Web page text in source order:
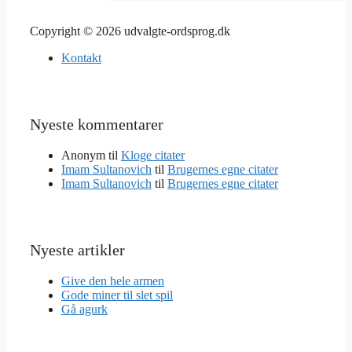
Copyright © 2026 udvalgte-ordsprog.dk
Kontakt
Nyeste kommentarer
Anonym til Kloge citater
Imam Sultanovich til Brugernes egne citater
Imam Sultanovich til Brugernes egne citater
Nyeste artikler
Give den hele armen
Gode miner til slet spil
Gå agurk